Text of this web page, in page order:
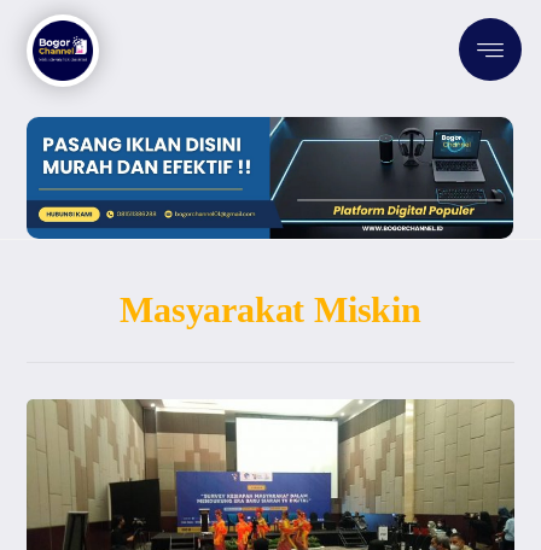
Masyarakat Miskin